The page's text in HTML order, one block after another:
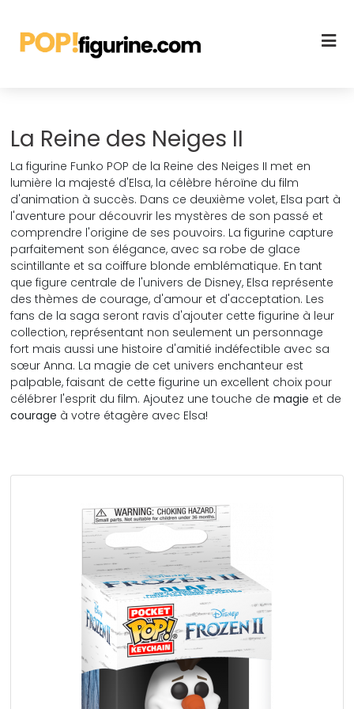
La Reine des Neiges II
La figurine Funko POP de la Reine des Neiges II met en
lumière la majesté d'Elsa, la célèbre héroïne du film
d'animation à succès. Dans ce deuxième volet, Elsa part à
l'aventure pour découvrir les mystères de son passé et
comprendre l'origine de ses pouvoirs. La figurine capture
parfaitement son élégance, avec sa robe de glace
scintillante et sa coiffure blonde emblématique. En tant
que figure centrale de l'univers de Disney, Elsa représente
des thèmes de courage, d'amour et d'acceptation. Les
fans de la saga seront ravis d'ajouter cette figurine à leur
collection, représentant non seulement un personnage
fort mais aussi une histoire d'amitié indéfectible avec sa
sœur Anna. La magie de cet univers enchanteur est
palpable, faisant de cette figurine un excellent choix pour
célébrer l'esprit du film. Ajoutez une touche demagie et de
courage à votre étagère avec Elsa!